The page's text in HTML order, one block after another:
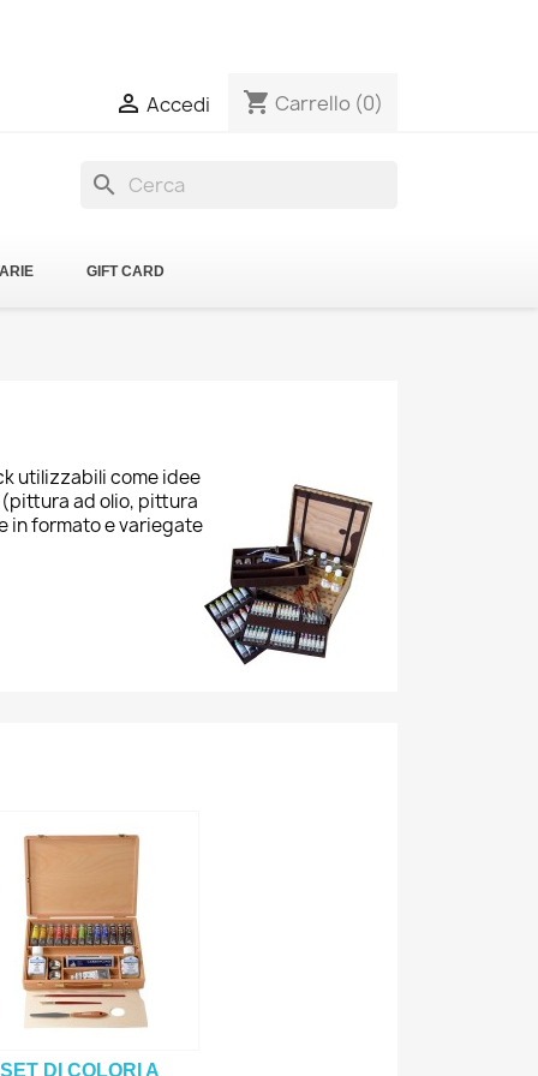
 Accedi shopping_cart Carrello (0)
search
GIFT CARD
utilizzabili come idee
ad olio, pittura
in formato e variegate
SET DI COLORI A